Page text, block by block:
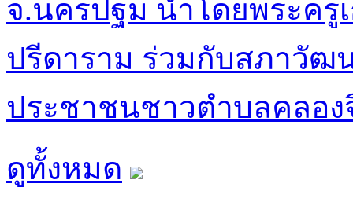
จ.นครปฐม นำโดยพระครู
ปรีดาราม ร่วมกับสภาวั
ประชาชนชาวตำบลคลอง
ดูทั้งหมด